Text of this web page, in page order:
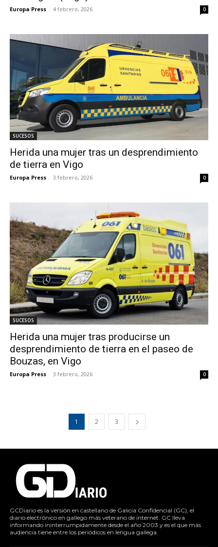
Europa Press - 4 febrero, 2026 0
SUCESOS
Herida una mujer tras un desprendimiento
de tierra en Vigo
Europa Press - 3 febrero, 2026 0
SUCESOS
Herida una mujer tras producirse un
desprendimiento de tierra en el paseo de
Bouzas, en Vigo
Europa Press - 3 febrero, 2026 0
1 2 3
GCDiario es la versión en castellano de Galicia Confidencial (GC), el
diario electrónico en gallego más veterano de internet. GC lleva
informando ininterrumpidamente desde el año 2003 y es el que más
audiencia tiene entre los periódicos en lengua gallega.